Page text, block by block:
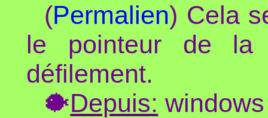
(Permalien) Cela
le pointeur de
défilement.
🐡Depuis: